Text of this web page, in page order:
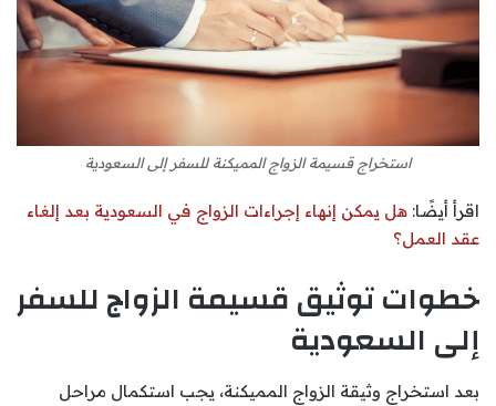
استخراج قسيمة الزواج المميكنة للسفر إلى السعودية
اقرأ أيضًا: هل يمكن إنهاء إجراءات الزواج في السعودية بعد إلغاء
عقد العمل؟
خطوات توثيق قسيمة الزواج للسفر
إلى السعودية
بعد استخراج وثيقة الزواج المميكنة، يجب استكمال مراحل